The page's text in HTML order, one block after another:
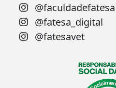
@faculdadefatesa
@fatesa_digital
@fatesavet